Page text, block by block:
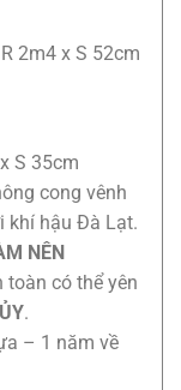
2m4 x S 52cm
S 35cm
cong vênh
khí hậu Đà Lạt.
NÊN
toàn có thể yên
.
– 1 năm về